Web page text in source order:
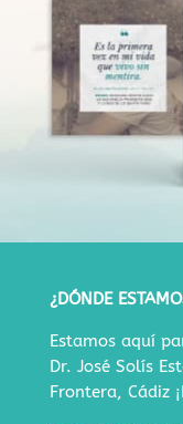
¿DÓNDE
Estamos aquí
Dr. José Solís
Frontera, Cádiz